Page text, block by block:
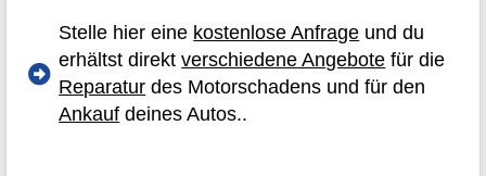
Stelle hier eine kostenlose Anfrage und du
erhältst direktverschiedene Angebote für die
Reparatur des Motorschadens und für den
Ankauf deines Autos..